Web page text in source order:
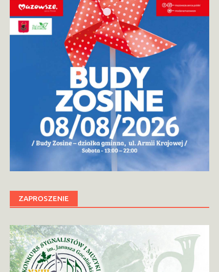
ZAPROSZENIE